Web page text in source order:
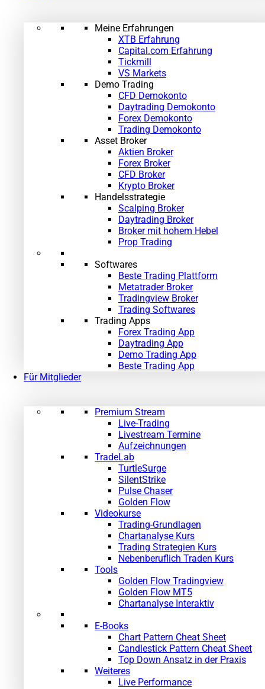
Meine Erfahrungen
XTB Erfahrung
Capital.com Erfahrung
Tickmill
VS Markets
Demo Trading
CFD Demokonto
Daytrading Demokonto
Forex Demokonto
Trading Demokonto
Asset Broker
Aktien Broker
Forex Broker
CFD Broker
Krypto Broker
Handelsstrategie
Scalping Broker
Daytrading Broker
Broker mit hohem Hebel
Prop Trading
Softwares
Beste Trading Plattform
Metatrader Broker
Tradingview Broker
Trading Softwares
Trading Apps
Forex Trading App
Daytrading App
Demo Trading App
Beste Trading App
Für Mitglieder
Premium Stream
Live-Trading
Livestream Termine
Aufzeichnungen
TradeLab
TurtleSurge
SilentStrike
Pulse Chaser
Golden Flow
Videokurse
Trading-Grundlagen
Chartanalyse Kurs
Trading Strategien Kurs
Nebenberuflich Traden Kurs
Tools
Golden Flow Tradingview
Golden Flow MT5
Chartanalyse Interaktiv
E-Books
Chart Pattern Cheat Sheet
Candlestick Pattern Cheat Sheet
Top Down Ansatz in der Praxis
Weiteres
Live Performance